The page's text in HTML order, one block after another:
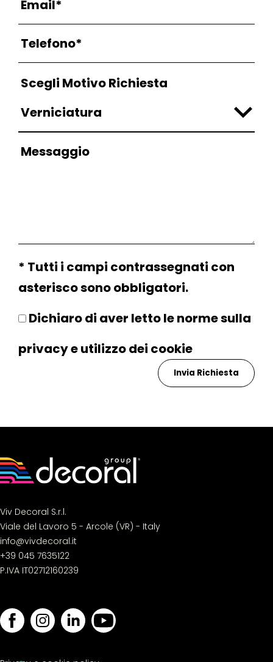
Scegli Motivo Richiesta
* Tutti i campi contrassegnati con
asterisco sono obbligatori.
Dichiaro di aver letto le norme sulla
privacye utilizzo dei cookie
Viv Decoral S.r.l.
Viale del Lavoro 5 - Arcole (VR) - Italy
info@vivdecoral.it
+39 045 7635122
P.IVA IT02712160239